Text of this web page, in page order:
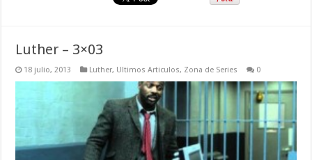
Luther – 3×03
18 julio, 2013 Luther, Ultimos Articulos, Zona de Series 0